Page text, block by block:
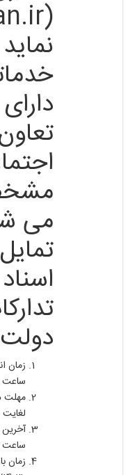
می
دولت
ساعت 00 : 09
لغایت 28/07/1403 ساعت 00 :08
ساعت 00 : 09